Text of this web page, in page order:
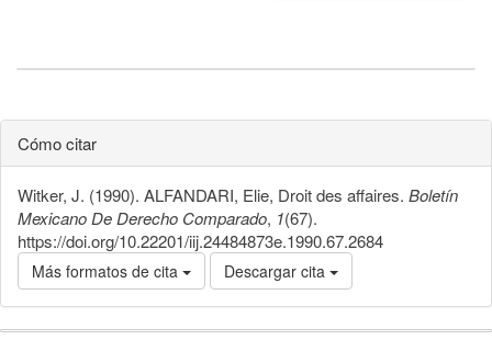
Cómo citar
Witker, J. (1990). ALFANDARI, Elie, Droit des affaires. Boletín
Mexicano De Derecho Comparado, 1(67).
https://doi.org/10.22201/iij.24484873e.1990.67.2684
Más formatos de cita Descargar cita